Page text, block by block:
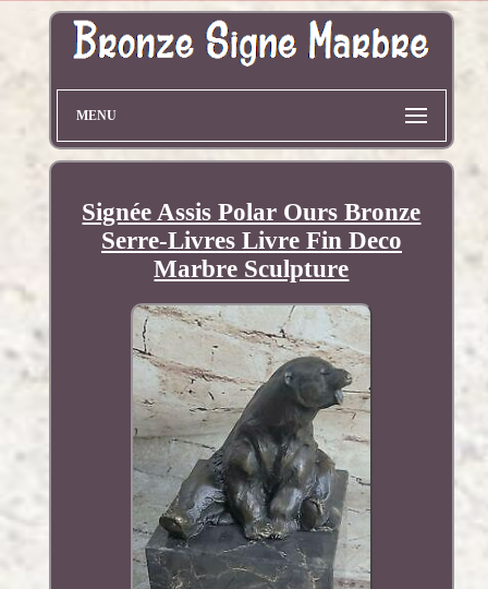
MENU
Signée Assis Polar Ours Bronze
Serre-Livres Livre Fin Deco
Marbre Sculpture